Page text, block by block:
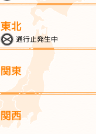
東北
通行止発生中
関東
関西